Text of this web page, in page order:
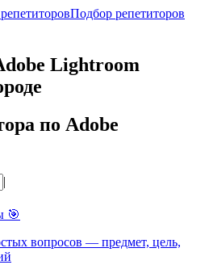
Подбор репетиторов
Lightroom
по Adobe
|
🎯
вопросов — предмет, цель,